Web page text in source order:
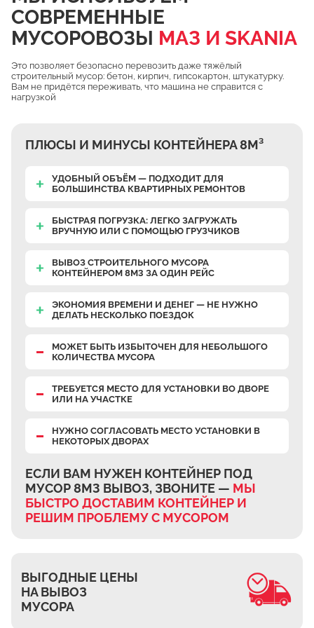
Чулково
Осеченки
Поповка
Донино
Дурниха
Поповка
Синьково
Еганово
Заозерье
Бритово
Ивановка
Нижнее Велино
Каменное Тяжино
Зелёная Слобода
Апариха
Прудки
Редькино
Малое Саврасово
СОВРЕМЕННЫЕ
МУСОРОВОЗЫ МАЗ И SKANIA
Это позволяет безопасно перевозить даже тяжёлый
строительный мусор: бетон, кирпич, гипсокартон, штукатурку.
Вам не придётся переживать, что машина не справится с
нагрузкой
ВЫГОДНЫЕ ЦЕНЫ
НА ВЫВОЗ
МУСОРА
ПЛЮСЫ И МИНУСЫ КОНТЕЙНЕРА 8М³
УДОБНЫЙ ОБЪЁМ — ПОДХОДИТ ДЛЯ
БОЛЬШИНСТВА КВАРТИРНЫХ РЕМОНТОВ
БЫСТРАЯ ПОГРУЗКА: ЛЕГКО ЗАГРУЖАТЬ
ВРУЧНУЮ ИЛИ С ПОМОЩЬЮ ГРУЗЧИКОВ
ВЫВОЗ СТРОИТЕЛЬНОГО МУСОРА
КОНТЕЙНЕРОМ 8М3 ЗА ОДИН РЕЙС
ЭКОНОМИЯ ВРЕМЕНИ И ДЕНЕГ — НЕ НУЖНО
ДЕЛАТЬ НЕСКОЛЬКО ПОЕЗДОК
МОЖЕТ БЫТЬ ИЗБЫТОЧЕН ДЛЯ НЕБОЛЬШОГО
КОЛИЧЕСТВА МУСОРА
ТРЕБУЕТСЯ МЕСТО ДЛЯ УСТАНОВКИ ВО ДВОРЕ
ИЛИ НА УЧАСТКЕ
НУЖНО СОГЛАСОВАТЬ МЕСТО УСТАНОВКИ В
НЕКОТОРЫХ ДВОРАХ
ЕСЛИ ВАМ НУЖЕН КОНТЕЙНЕР ПОД
МУСОР 8М3 ВЫВОЗ, ЗВОНИТЕ — МЫ
БЫСТРО ДОСТАВИМ КОНТЕЙНЕР И
РЕШИМ ПРОБЛЕМУ С МУСОРОМ